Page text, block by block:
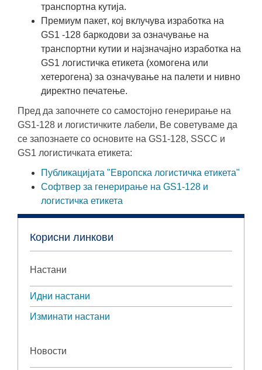
транспортна кутија.
Премиум пакет, кој вклучува изработка на
GS1 -128 баркодови за означување на
транспортни кутии и најзначајно изработка на
GS1 логистичка етикета (хомогена или
хетерогена) за означување на палети и нивно
директно печатење.
Пред да започнете со самостојно генерирање на
GS1-128 и логистичките лабели, Ве советуваме да
се запознаете со основите на GS1-128, SSCC и
GS1 логистичката етикета:
Публикацијата "Европска логистичка етикета"
Софтвер за генерирање на GS1-128 и
логистичка етикета
Корисни линкови
Настани
Идни настани
Изминати настани
Новости